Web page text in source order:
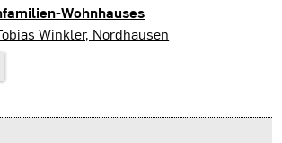
Wohnhauses
Winkler, Nordhausen